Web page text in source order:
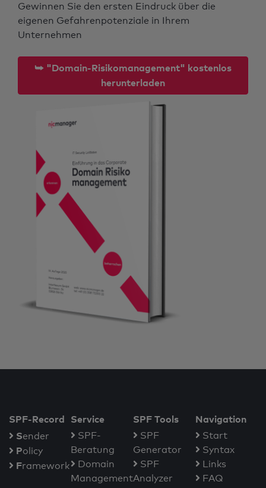
Gewinnen Sie den ersten Eindruck über die
eigenen Gefahrenpotenziale in Ihrem
Unternehmen
⮩ "Domain-Risikomanagement" kostenlos
herunterladen
SPF-Record
Sender
Policy
Framework
Service
SPF-
Beratung
Domain
Management
SPF Tools
SPF
Generator
SPF
Analyzer
Navigation
Start
Syntax
Links
FAQ